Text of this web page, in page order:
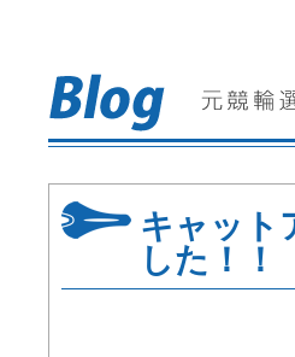
キャット
した！！